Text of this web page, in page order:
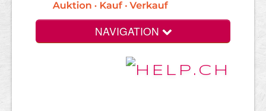
NAVIGATION